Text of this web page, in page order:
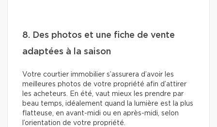
8. Des photos et une fiche de vente
adaptées à la saison
Votre courtier immobilier s’assurera d’avoir les
meilleures photos de votre propriété afin d’attirer
les acheteurs. En été, vaut mieux les prendre par
beau temps, idéalement quand la lumière est la plus
flatteuse, en avant-midi ou en après-midi, selon
l’orientation de votre propriété.